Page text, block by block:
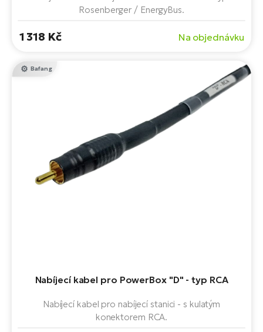
Rosenberger / EnergyBus.
1 318 Kč Na objednávku
Bafang
Nabíjecí kabel pro PowerBox "D" - typ RCA
Nabíjecí kabel pro nabíjecí stanici - s kulatým
konektorem RCA.